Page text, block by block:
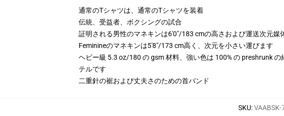
通常のTシャツは、通常のTシャツを装着
伝統、受益者、ボクシングの試合
証明される男性のマネキンは6'0"/183 cmの高さおよび運送次元媒
Feminineのマネキンは5'8"/173 cm高く、次元を小さい運びます
ヘビー級 5.3 oz/180 の gsm 材料、強い色は 100% の preshrunk
テルです
二重針の裾および丈夫さのための首バンド
SKU:VAABSK-